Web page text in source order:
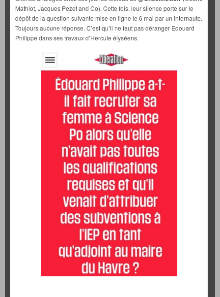
Mathiot, Jacques Pezet and Co). Cette fois, leur silence porte sur le
dépôt de la question suivante mise en ligne le 6 mai par un internaute.
Toujours aucune réponse. C’est qu’il ne faut pas déranger Edouard
Philippe dans ses travaux d’Hercule élyséens.